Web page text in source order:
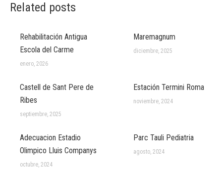
Related posts
Rehabilitación Antigua
Escola del Carme
enero, 2026
Maremagnum
diciembre, 2025
Castell de Sant Pere de
Ribes
septiembre, 2025
Estación Termini Roma
noviembre, 2024
Adecuacion Estadio
Olimpico Lluis Companys
octubre, 2024
Parc Tauli Pediatria
agosto, 2024